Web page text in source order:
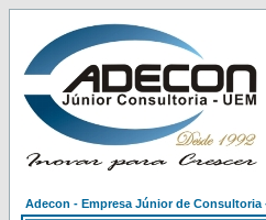
Adecon - Empresa Júnior de Consultoria